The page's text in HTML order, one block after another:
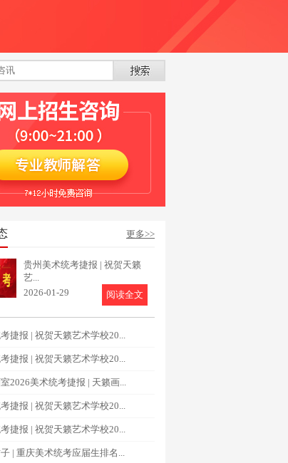
更多>>
贵州美术统考捷报 | 祝贺天籁
艺...
2026-01-29
阅读全文
捷报 | 祝贺天籁艺术学校20...
捷报 | 祝贺天籁艺术学校20...
2026美术统考捷报 | 天籁画...
捷报 | 祝贺天籁艺术学校20...
捷报 | 祝贺天籁艺术学校20...
| 重庆美术统考应届生排名...